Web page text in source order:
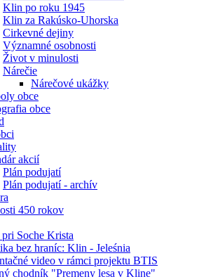
Klin po roku 1945
Klin za Rakúsko-Uhorska
Cirkevné dejiny
Významné osobnosti
Život v minulosti
Nárečie
Nárečové ukážky
obce
obce
akcií
Plán podujatí
Plán podujatí - archív
450 rokov
Soche Krista
bez hraníc: Klin - Jeleśnia
video v rámci projektu BTIS
chodník "Premeny lesa v Kline"